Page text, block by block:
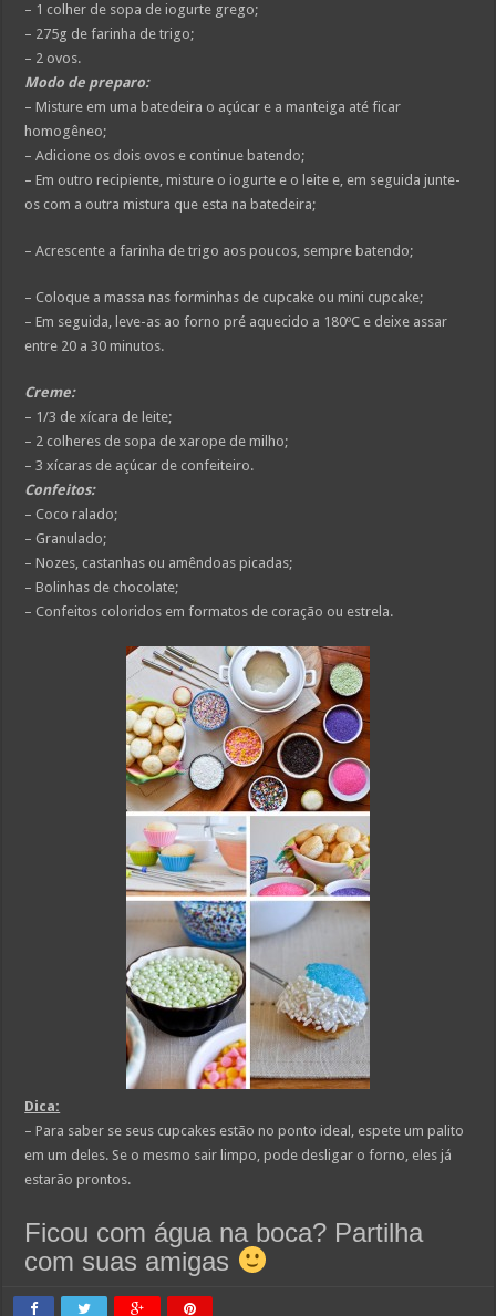
– 1 colher de sopa de iogurte grego;
– 275g de farinha de trigo;
– 2 ovos.
Modo de preparo:
– Misture em uma batedeira o açúcar e a manteiga até ficar
homogêneo;
– Adicione os dois ovos e continue batendo;
– Em outro recipiente, misture o iogurte e o leite e, em seguida junte-
os com a outra mistura que esta na batedeira;
– Acrescente a farinha de trigo aos poucos, sempre batendo;
– Coloque a massa nas forminhas de cupcake ou mini cupcake;
– Em seguida, leve-as ao forno pré aquecido a 180ºC e deixe assar
entre 20 a 30 minutos.
Creme:
– 1/3 de xícara de leite;
– 2 colheres de sopa de xarope de milho;
– 3 xícaras de açúcar de confeiteiro.
Confeitos:
– Coco ralado;
– Granulado;
– Nozes, castanhas ou amêndoas picadas;
– Bolinhas de chocolate;
– Confeitos coloridos em formatos de coração ou estrela.
Dica:
– Para saber se seus cupcakes estão no ponto ideal, espete um palito
em um deles. Se o mesmo sair limpo, pode desligar o forno, eles já
estarão prontos.
Ficou com água na boca? Partilha
com suas amigas